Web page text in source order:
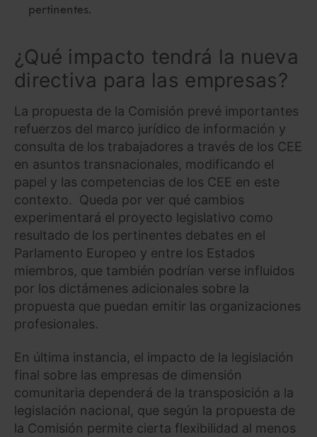
pertinentes.
¿Qué impacto tendrá la nueva
directiva para las empresas?
La propuesta de la Comisión prevé importantes
refuerzos del marco jurídico de información y
consulta de los trabajadores a través de los CEE
en asuntos transnacionales, modificando el
papel y las competencias de los CEE en este
contexto. Queda por ver qué cambios
experimentará el proyecto legislativo como
resultado de los pertinentes debates en el
Parlamento Europeo y entre los Estados
miembros, que también podrían verse influidos
por los dictámenes adicionales sobre la
propuesta que puedan emitir las organizaciones
profesionales.
En última instancia, el impacto de la legislación
final sobre las empresas de dimensión
comunitaria dependerá de la transposición a la
legislación nacional, que según la propuesta de
la Comisión permite cierta flexibilidad al menos